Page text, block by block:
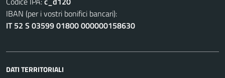
IBAN (per i vostri bonifici bancari):
IT 52 S 03599 01800 000000158630
DATI TERRITORIALI